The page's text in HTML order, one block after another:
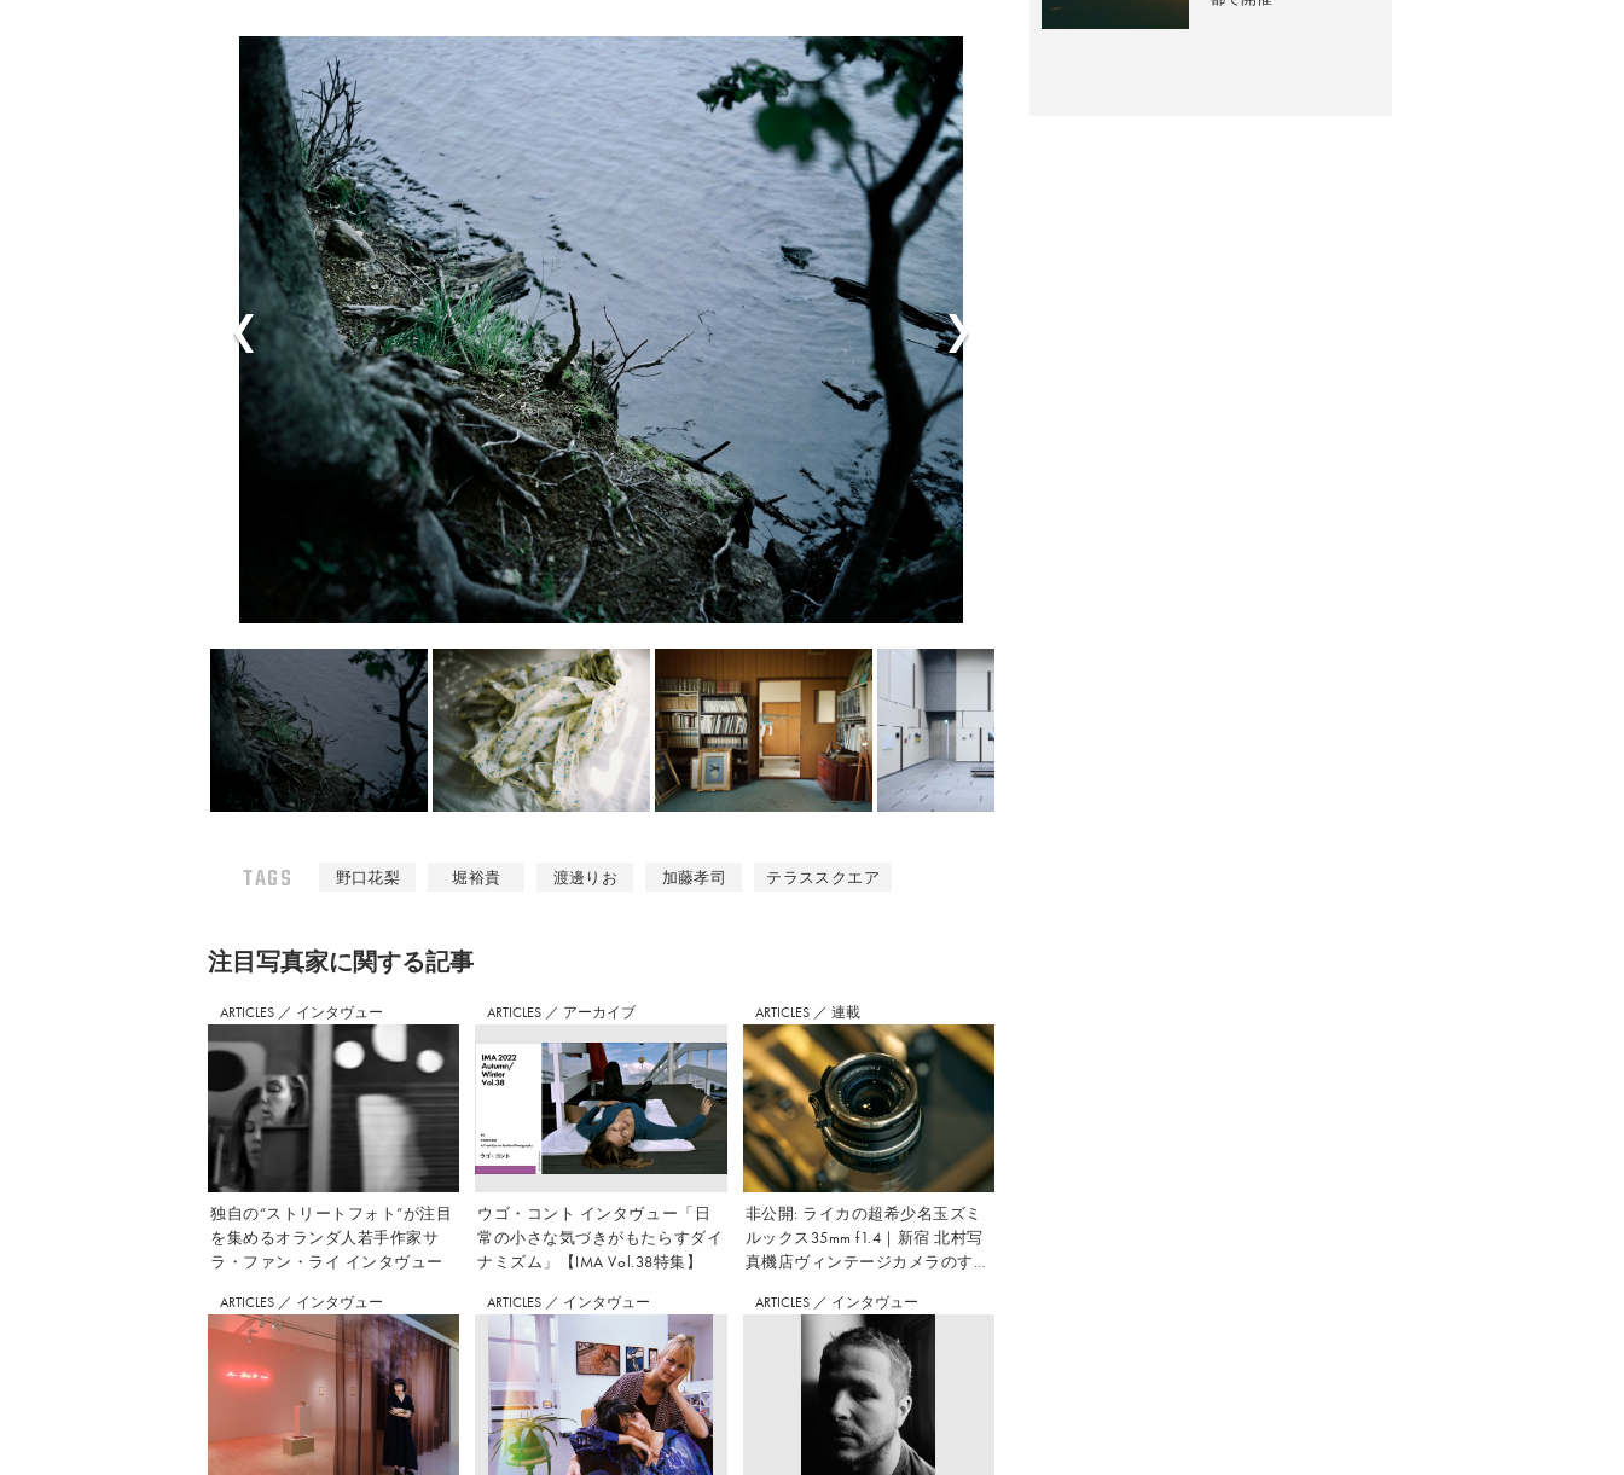
TAGS 野口花梨 堀裕貴 渡邊りお 加藤孝司 テラススクエア
注⽬写真家に関する記事
ARTICLES ／ インタヴュー
独自の“ストリートフォト”が注目
を集めるオランダ人若手作家サ
ラ・ファン・ライ インタヴュー
ARTICLES ／ アーカイブ
ウゴ・コント インタヴュー「日
常の小さな気づきがもたらすダイ
ナミズム」【IMA Vol.38特集】
ARTICLES ／ 連載
非公開: ライカの超希少名玉ズミ
ルックス35mm f1.4｜新宿 北村写
真機店ヴィンテージカメラのすす
ARTICLES ／ インタヴュー ARTICLES ／ インタヴュー ARTICLES ／ インタヴュー